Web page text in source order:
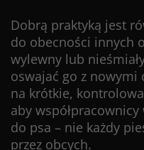
Dobrą praktyką jest
do obecności innych
wylewny lub
oswajać go z nowymi
na krótkie,
aby
do psa – nie każdy
przez obcych.